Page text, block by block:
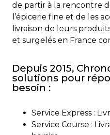
de partir à la rencontre
l’épicerie fine et de les
livraison de leurs
et surgelés en France
Depuis 2015,
solutions pour
besoin :
Service Express :
Service Course :